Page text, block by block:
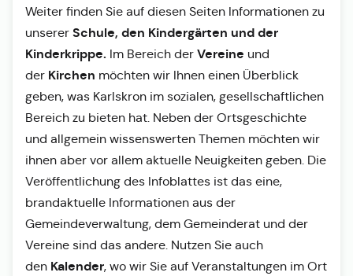
Weiter finden Sie auf diesen Seiten Informationen zu
unserer Schule, den Kindergärten und der
Kinderkrippe. Im Bereich der Vereine und
der Kirchen möchten wir Ihnen einen Überblick
geben, was Karlskron im sozialen, gesellschaftlichen
Bereich zu bieten hat. Neben der Ortsgeschichte
und allgemein wissenswerten Themen möchten wir
ihnen aber vor allem aktuelle Neuigkeiten geben. Die
Veröffentlichung des Infoblattes ist das eine,
brandaktuelle Informationen aus der
Gemeindeverwaltung, dem Gemeinderat und der
Vereine sind das andere. Nutzen Sie auch
den Kalender, wo wir Sie auf Veranstaltungen im Ort